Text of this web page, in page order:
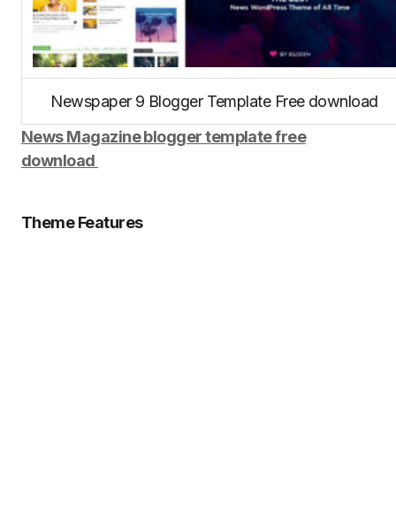
Newspaper 9 Blogger Template Free download
News Magazine blogger template free
download
Theme Features